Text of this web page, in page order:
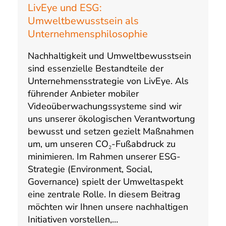
LivEye und ESG:
Umweltbewusstsein als
Unternehmensphilosophie
Nachhaltigkeit und Umweltbewusstsein
sind essenzielle Bestandteile der
Unternehmensstrategie von LivEye. Als
führender Anbieter mobiler
Videoüberwachungssysteme sind wir
uns unserer ökologischen Verantwortung
bewusst und setzen gezielt Maßnahmen
um, um unseren CO₂-Fußabdruck zu
minimieren. Im Rahmen unserer ESG-
Strategie (Environment, Social,
Governance) spielt der Umweltaspekt
eine zentrale Rolle. In diesem Beitrag
möchten wir Ihnen unsere nachhaltigen
Initiativen vorstellen,…